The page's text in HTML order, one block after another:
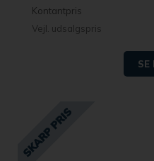
Kontantpris
Vejl. udsalgspris
SE